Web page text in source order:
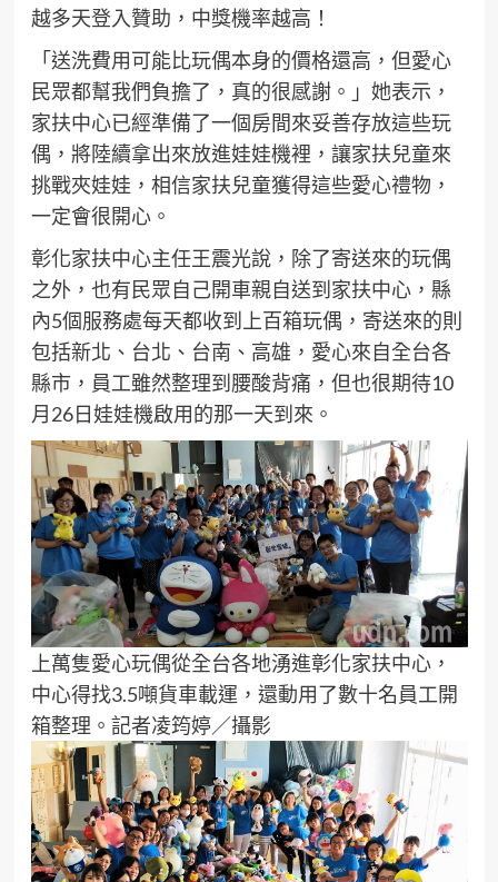
越多天登入贊助，中獎機率越高！
「送洗費用可能比玩偶本身的價格還高，但愛心
民眾都幫我們負擔了，真的很感謝。」她表示，
家扶中心已經準備了一個房間來妥善存放這些玩
偶，將陸續拿出來放進娃娃機裡，讓家扶兒童來
挑戰夾娃娃，相信家扶兒童獲得這些愛心禮物，
一定會很開心。
彰化家扶中心主任王震光說，除了寄送來的玩偶
之外，也有民眾自己開車親自送到家扶中心，縣
內5個服務處每天都收到上百箱玩偶，寄送來的則
包括新北、台北、台南、高雄，愛心來自全台各
縣市，員工雖然整理到腰酸背痛，但也很期待10
月26日娃娃機啟用的那一天到來。
上萬隻愛心玩偶從全台各地湧進彰化家扶中心，
中心得找3.5噸貨車載運，還動用了數十名員工開
箱整理。記者凌筠婷／攝影